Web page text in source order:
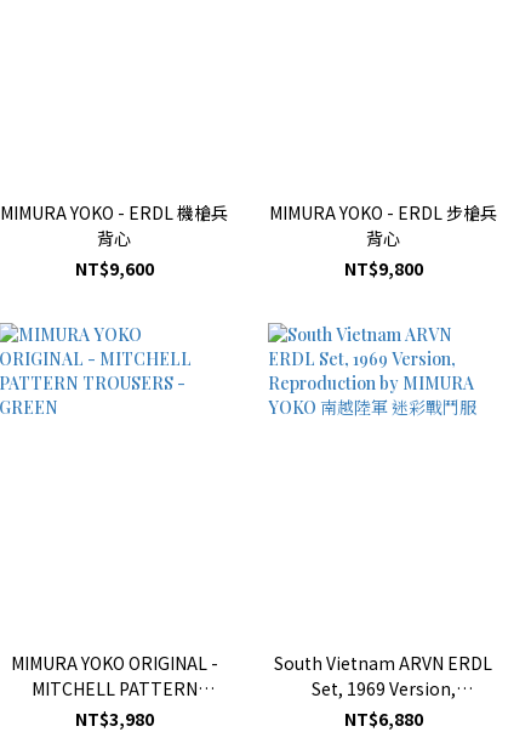
MIMURA YOKO - ERDL 機槍兵
背心
NT$9,600
MIMURA YOKO - ERDL 步槍兵
背心
NT$9,800
MIMURA YOKO ORIGINAL -
MITCHELL PATTERN
TROUSERS - GREEN
NT$3,980
South Vietnam ARVN ERDL
Set, 1969 Version,
Reproduction by MIMURA
NT$6,880